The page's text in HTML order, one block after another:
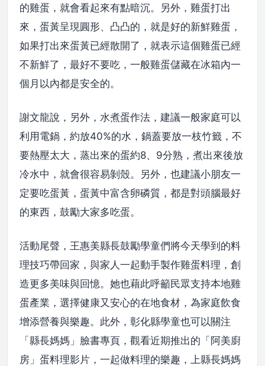
的雞蛋，就會看起來有點暗沉。另外，雞蛋打出
來，蛋黃呈現圓形、凸凸的，就是好的新鮮雞蛋，
如果打出來蛋黃已經散開了，就表示這個雞蛋已經
不新鮮了，最好不要吃，一般雞蛋儲藏在冰箱內一
個月以內都是安全的。
謝文龍說，另外，水煮蛋作法，建議一般家庭可以
利用電鍋，約放40%的水，鍋蓋要放一枝竹籤，不
要熱壓太大，蒸出來的蛋約8、9分熟，煮出來後放
冷水中，就會很容易剝殼。另外，也建議小朋友一
定要吃蛋黃，蛋黃中富含卵磷質，都是對頭腦最好
的東西，鼓勵大家多吃蛋。
活動尾聲，王惠美縣長鼓勵學童們將今天學到的料
理技巧帶回家，與家人一起動手製作雞蛋料理，創
造更多美味與回憶。她也藉此呼籲民眾支持本地雞
蛋產業，選擇健康又安心的在地食材，為家庭飲食
增添營養與樂趣。此外，彰化縣學童也可以關注
「縣長媽媽」臉書專頁，觀看近期推出的「阿美廚
房」蛋料理影片，一起做料理的樂趣，上縣長媽媽